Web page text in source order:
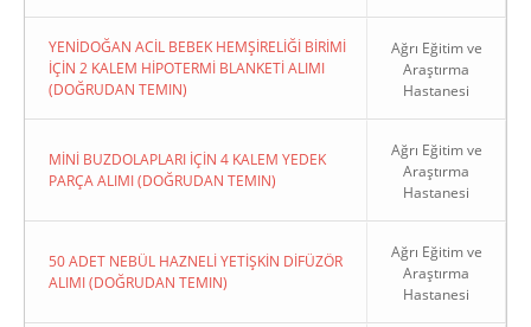
YENİDOĞAN ACİL BEBEK HEMŞİRELİĞİ BİRİMİ
İÇİN 2 KALEM HİPOTERMİ BLANKETİ ALIMI
(DOĞRUDAN TEMIN)
Ağrı Eğitim ve
Araştırma
Hastanesi
MİNİ BUZDOLAPLARI İÇİN 4 KALEM YEDEK
PARÇA ALIMI (DOĞRUDAN TEMIN)
Ağrı Eğitim ve
Araştırma
Hastanesi
50 ADET NEBÜL HAZNELİ YETİŞKİN DİFÜZÖR
ALIMI (DOĞRUDAN TEMIN)
Ağrı Eğitim ve
Araştırma
Hastanesi